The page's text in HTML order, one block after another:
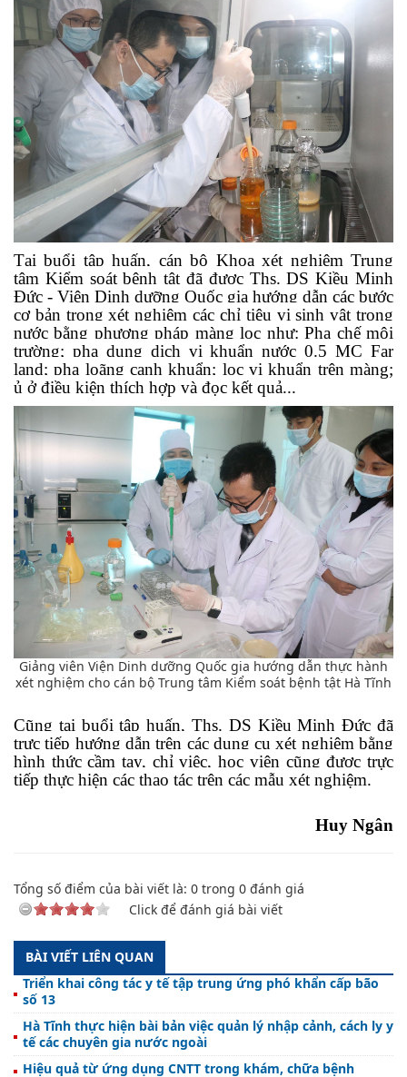
Tại buổi tập huấn, cán bộ Khoa xét nghiệm Trung
tâm Kiểm soát bệnh tật đã được Ths. DS Kiều Minh
Đức - Viện Dinh dưỡng Quốc gia hướng dẫn các bước
cơ bản trong xét nghiệm các chỉ tiêu vi sinh vật trong
nước bằng phương pháp màng lọc như: Pha chế môi
trường; pha dung dịch vi khuẩn nước 0.5 MC Far
land; pha loãng canh khuẩn; lọc vi khuẩn trên màng;
ủ ở điều kiện thích hợp và đọc kết quả...
Giảng viên Viện Dinh dưỡng Quốc gia hướng dẫn thực hành
xét nghiệm cho cán bộ Trung tâm Kiểm soát bệnh tật Hà Tĩnh
Cũng tại buổi tập huấn, Ths. DS Kiều Minh Đức đã
trực tiếp hướng dẫn trên các dụng cụ xét nghiệm bằng
hình thức cầm tay, chỉ việc, học viên cũng được trực
tiếp thực hiện các thao tác trên các mẫu xét nghiệm.
Huy Ngân
Tổng số điểm của bài viết là: 0 trong 0 đánh giá
Click để đánh giá bài viết
BÀI VIẾT LIÊN QUAN
Triển khai công tác y tế tập trung ứng phó khẩn cấp bão
số 13
Hà Tĩnh thực hiện bài bản việc quản lý nhập cảnh, cách ly y
tế các chuyên gia nước ngoài
Hiệu quả từ ứng dụng CNTT trong khám, chữa bệnh